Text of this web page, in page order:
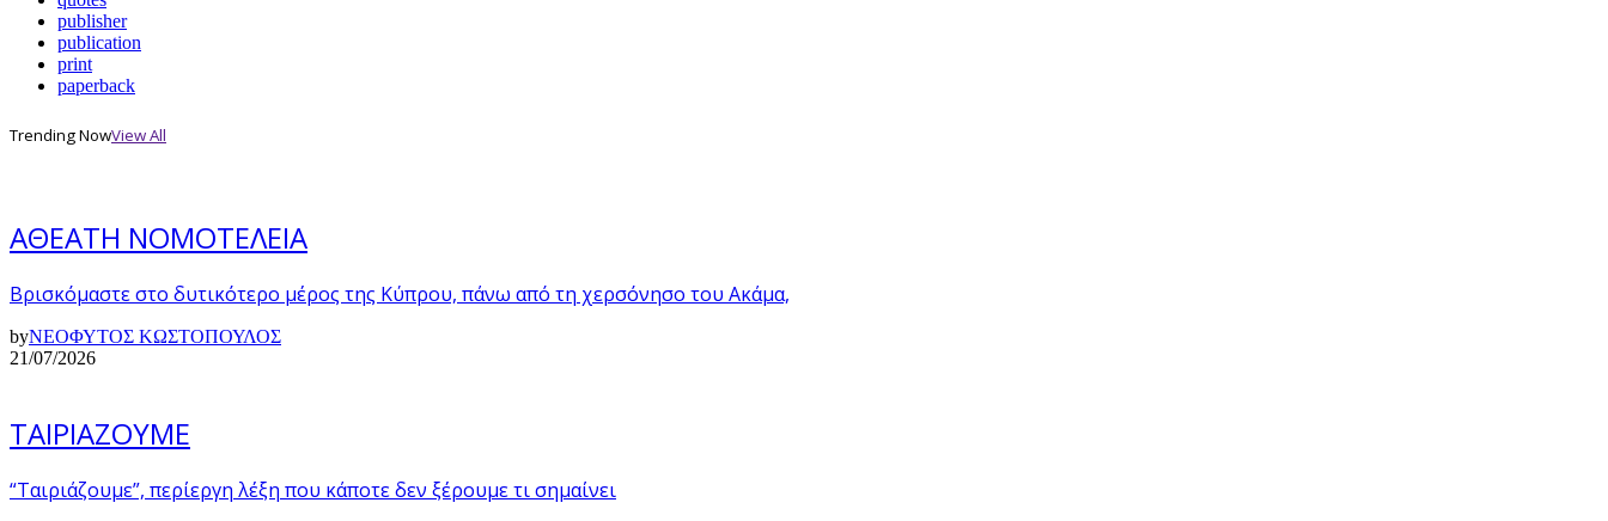
publisher
publication
print
paperback
Trending NowView All
ΑΘΕΑΤΗ ΝΟΜΟΤΕΛΕΙΑ
Βρισκόμαστε στο δυτικότερο μέρος της Κύπρου, πάνω από τη χερσόνησο του Ακάμα,
byΝΕΟΦΥΤΟΣ ΚΩΣΤΟΠΟΥΛΟΣ
21/07/2026
ΤΑΙΡΙΑΖΟΥΜΕ
“Ταιριάζουμε”, περίεργη λέξη που κάποτε δεν ξέρουμε τι σημαίνει